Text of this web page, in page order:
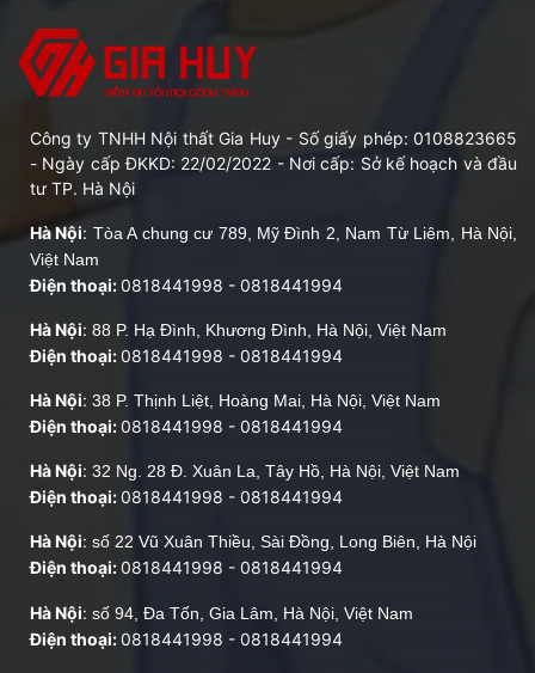
Công ty TNHH Nội thất Gia Huy - Số giấy phép: 0108823665
- Ngày cấp ĐKKD: 22/02/2022 - Nơi cấp: Sở kế hoạch và đầu
tư TP. Hà Nội
Hà Nội: Tòa A chung cư 789, Mỹ Đình 2, Nam Từ Liêm, Hà Nội,
Việt Nam
Điện thoại:0818441998 - 0818441994
Hà Nội: 88 P. Hạ Đình, Khương Đình, Hà Nội, Việt Nam
Điện thoại:0818441998 - 0818441994
Hà Nội: 38 P. Thịnh Liệt, Hoàng Mai, Hà Nội, Việt Nam
Điện thoại:0818441998 - 0818441994
Hà Nội: 32 Ng. 28 Đ. Xuân La, Tây Hồ, Hà Nội, Việt Nam
Điện thoại:0818441998 - 0818441994
Hà Nội: số 22 Vũ Xuân Thiều, Sài Đồng, Long Biên, Hà Nội
Điện thoại:0818441998 - 0818441994
Hà Nội: số 94, Đa Tốn, Gia Lâm, Hà Nội, Việt Nam
Điện thoại:0818441998 - 0818441994